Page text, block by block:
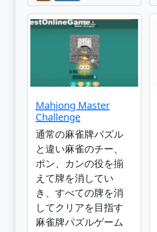
Mahjong Master
Challenge
通常の麻雀牌パズル
と違い麻雀のチー、
ポン、カンの役を揃
えて牌を消してい
き、すべての牌を消
してクリアを目指す
麻雀牌パズルゲーム